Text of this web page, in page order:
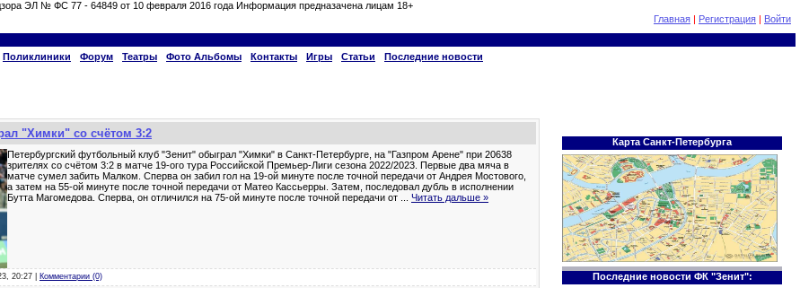
ЭЛ № ФС 77 - 64849 от 10 февраля 2016 года Информация предназачена лицам 18+
Главная | Регистрация | Войти
Поликлиники Форум Театры Фото Альбомы Контакты Игры Статьи Последние новости
"Химки" со счётом 3:2
Петербургский футбольный клуб "Зенит" обыграл "Химки" в Санкт-Петербурге, на "Газпром Арене" при 20638
зрителях со счётом 3:2 в матче 19-ого тура Российской Премьер-Лиги сезона 2022/2023. Первые два мяча в
матче сумел забить Малком. Сперва он забил гол на 19-ой минуте после точной передачи от Андрея Мостового,
а затем на 55-ой минуте после точной передачи от Матео Кассьерры. Затем, последовал дубль в исполнении
Бутта Магомедова. Сперва, он отличился на 75-ой минуте после точной передачи от
Читать дальше »
20:27 | Комментарии (0)
Карта Санкт-Петербурга
Последние новости ФК "Зенит":